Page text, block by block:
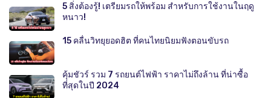
5 สิ่งต้องรู้! เตรียมรถให้พร้อม สำหรับการใช้งานในฤดู
หนาว!
15 คลื่นวิทยุยอดฮิต ที่คนไทยนิยมฟังตอนขับรถ
คุ้มชัวร์ รวม 7 รถยนต์ไฟฟ้า ราคาไม่ถึงล้าน ที่น่าซื้อ
ที่สุดในปี 2024